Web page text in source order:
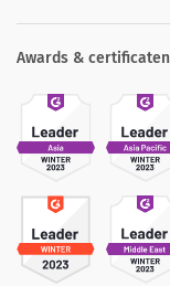
Awards & certificaten